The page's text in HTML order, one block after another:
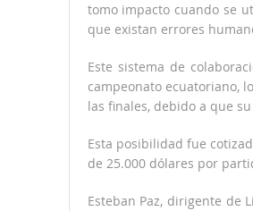
tomo impacto cuando se
que existan errores
Este sistema de
campeonato ecuatoriano,
las finales, debido a que
Esta posibilidad fue
de 25.000 dólares por
Esteban Paz, dirigente de